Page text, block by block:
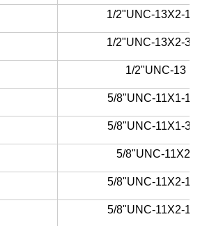
1/2"UNC-13X2-1/
1/2"UNC-13X2-3/
1/2"UNC-13
5/8"UNC-11X1-1/
5/8"UNC-11X1-3/
5/8"UNC-11X2"
5/8"UNC-11X2-1/
5/8"UNC-11X2-1/